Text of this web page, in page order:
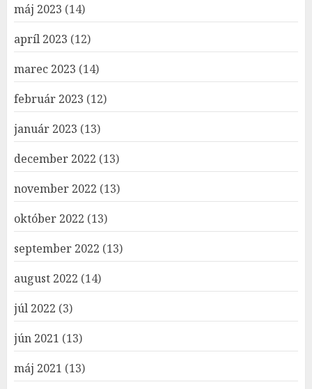
máj 2023 (14)
apríl 2023 (12)
marec 2023 (14)
február 2023 (12)
január 2023 (13)
december 2022 (13)
november 2022 (13)
október 2022 (13)
september 2022 (13)
august 2022 (14)
júl 2022 (3)
jún 2021 (13)
máj 2021 (13)